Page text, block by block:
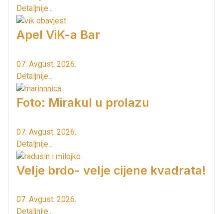
Detaljnije...
Apel ViK-a Bar
07. Avgust. 2026.
Detaljnije...
Foto: Mirakul u prolazu
07. Avgust. 2026.
Detaljnije...
Velje brdo- velje cijene kvadrata!
07. Avgust. 2026.
Detaljnije...